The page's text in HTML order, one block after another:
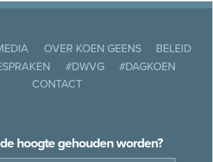
OVER KOEN GEENS
BELEID
#DWVG
#DAGKOEN
CONTACT
hoogte gehouden worden?